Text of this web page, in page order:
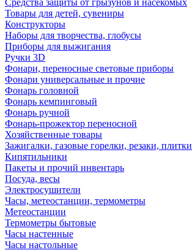
Средства защиты от грызунов и насекомых
Товары для детей, сувениры
Конструкторы
Наборы для творчества, глобусы
Приборы для выжигания
Ручки 3D
Фонари, переносные световые приборы
Фонари универсальные и прочие
Фонарь головной
Фонарь кемпинговый
Фонарь ручной
Фонарь-прожектор переносной
Хозяйственные товары
Зажигалки, газовые горелки, резаки, плитки
Кипятильники
Пакеты и прочий инвентарь
Посуда, весы
Электросушители
Часы, метеостанции, термометры
Метеостанции
Термометры бытовые
Часы настенные
Часы настольные